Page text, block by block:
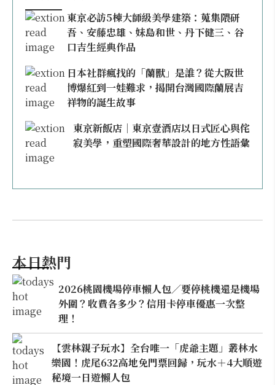
東京必訪5棟大師級美學建築：蒐集隈研
吾、安藤忠雄、妹島和世、丹下健三、谷
口吉生經典作品
日本社群瘋找的「蘭獸」是誰？從大阪世
博爆紅到一娃難求，揭開台灣國際蘭展吉
祥物的誕生故事
東京新飯店｜東京壹酒店以日式匠心與侘
寂美學，重塑國際奢華設計的地方性語彙
本日熱門
2026桃園機場停車懶人包／要停桃機還是機場
外圍？收費各多少？信用卡停車優惠一次整
理！
【雲林親子玩水】全台唯一「虎爺主題」叢林水
樂園！虎尾632高地免門票回歸，玩水＋4大順遊
秘境一日遊懶人包